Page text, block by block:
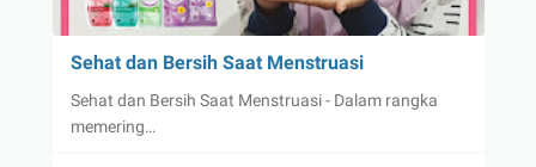
Sehat dan Bersih Saat Menstruasi
Sehat dan Bersih Saat Menstruasi - Dalam rangka
memering…